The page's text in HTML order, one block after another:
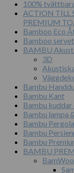
100%
ACTION TILL
PREMIUM
Bamboo Eco
Bamboo
BAMBU
3D
Bambu
Bambu Kant
Bambu kuddar
Bambu lampa
Bambu
Bambu
Bambu
BAMBU